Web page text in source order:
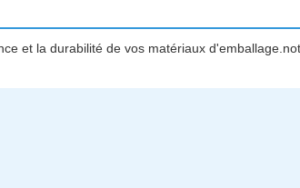
et la durabilité de vos matériaux